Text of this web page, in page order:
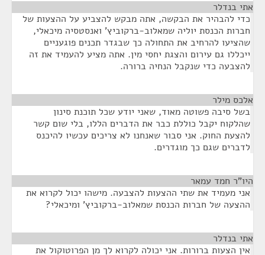
אתי בנדלר
כדי להבהיר את הבקשה, אתה מבקש להצביע על ההצעות של
חברות הכנסת יוליה שמאלוב-ברקוביץ' ואנסטסיה מיכאלי,
שהציעו להרחיב את התחולה כך שבגדר תכנים פוגעניים
ייכללו גם עירום והצגת יחסי מין. אתה מציע להעמיד את זה
להצבעה כדי שנקבל הנחיה ברורה.
אלכס מילר
בשל סיבה פשוטה מאוד, שאני יודע שכל תוכנת סינון
שהלקוח יקבל כוללת כבר את הדברים הללו, בלי שום קשר
להצעת החוק. אני סבור שאנחנו לא צריכים עכשיו להיכנס
לדברים שגם כך מוגדרים.
היו"ר חמד עמאר
אני מעמיד את שתי ההצעות להצבעה. מישהו יכול לקרוא את
ההצעה של חברות הכנסת שמאלוב-ברקוביץ' ומיכאלי?
אתי בנדלר
אין הצעות ברורות. אני יכולה לקרוא לך מן הפרוטוקול את